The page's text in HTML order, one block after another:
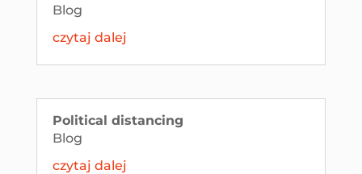
Blog
czytaj dalej
Political distancing
Blog
czytaj dalej